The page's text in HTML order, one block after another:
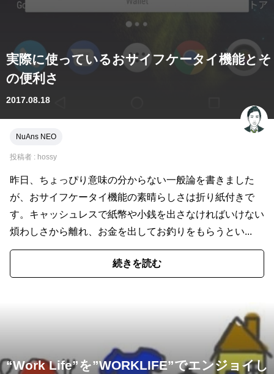
実際に使っているおサイフケータイ機能とそ
の便利さ
2017.08.18
NuAns NEO
投稿者 : hossy
昨日、ちょっぴり意味の分からない一般論を書きました
が、おサイフケータイ機能の素晴らしさは折り紙付きで
す。キャッシュレスで紙幣や小銭を出さなければいけない
煩わしさから離れ、お金を出してお釣りをもらうとい...
続きを読む
“Work Life”を”WORKLIFE”でエンジョイし